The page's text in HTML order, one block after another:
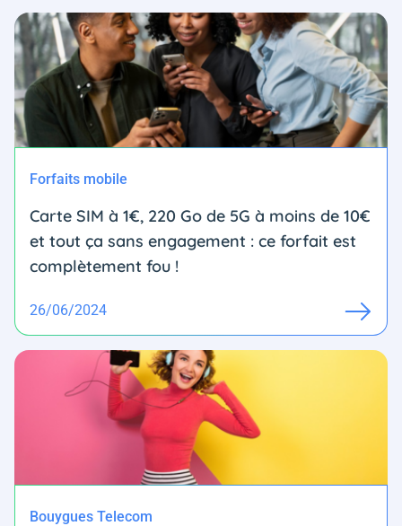
Forfaits mobile
Carte SIM à 1€, 220 Go de 5G à moins de 10€
et tout ça sans engagement : ce forfait est
complètement fou !
26/06/2024
Bouygues Telecom